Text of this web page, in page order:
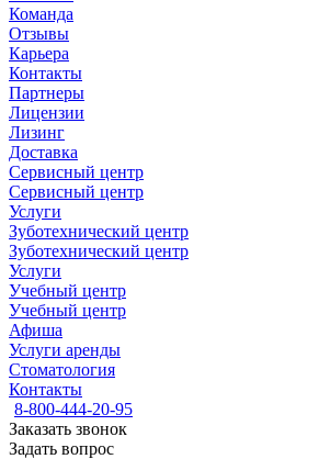
Команда
Отзывы
Карьера
Контакты
Партнеры
Лицензии
Лизинг
Доставка
Сервисный центр
Сервисный центр
Услуги
Зуботехнический центр
Зуботехнический центр
Услуги
Учебный центр
Учебный центр
Афиша
Услуги аренды
Стоматология
Контакты
8-800-444-20-95
Заказать звонок
Задать вопрос